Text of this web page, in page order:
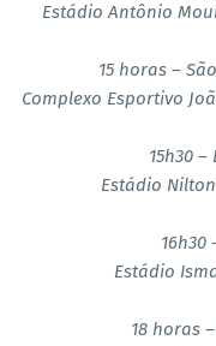
Estádio Antônio
15 horas –
Complexo Esportivo
15h30
Estádio
16h30
Estádio
18 horas